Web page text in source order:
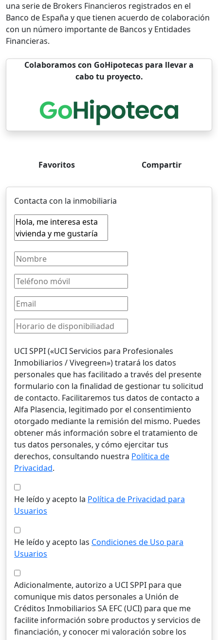
una serie de Brokers Financieros registrados en el
Banco de España y que tienen acuerdo de colaboración
con un número importante de Bancos y Entidades
Financieras.
Colaboramos con GoHipotecas para llevar a
cabo tu proyecto.
Favoritos Compartir
Contacta con la inmobiliaria
UCI SPPI («UCI Servicios para Profesionales
Inmobiliarios / Vivegreen») tratará los datos
personales que has facilitado a través del presente
formulario con la finalidad de gestionar tu solicitud
de contacto. Facilitaremos tus datos de contacto a
Alfa Plasencia, legitimado por el consentimiento
otorgado mediante la remisión del mismo. Puedes
obtener más información sobre el tratamiento de
tus datos personales, y cómo ejercitar tus
derechos, consultando nuestra Política de
Privacidad.
He leído y acepto la Política de Privacidad para
Usuarios
He leído y acepto las Condiciones de Uso para
Usuarios
Adicionalmente, autorizo a UCI SPPI para que
comunique mis datos personales a Unión de
Créditos Inmobiliarios SA EFC (UCI) para que me
facilite información sobre productos y servicios de
financiación, y conocer mi valoración sobre los